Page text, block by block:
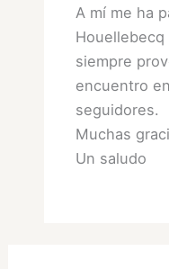
A mí me ha
siempre
encuentro
seguidores.
Muchas
Un saludo